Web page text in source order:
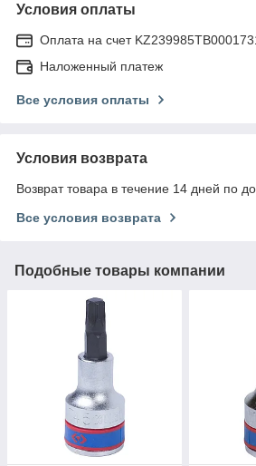
Условия оплаты
Оплата на счет
Наложенный платеж
Все условия оплаты
Условия возврата
Возврат товара в течение 14 дней по
Все условия возврата
Подобные товары компании